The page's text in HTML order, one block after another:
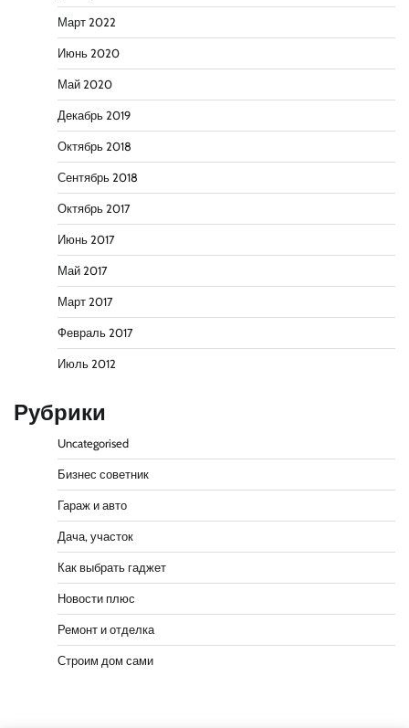
Март 2022
Июнь 2020
Май 2020
Декабрь 2019
Октябрь 2018
Сентябрь 2018
Октябрь 2017
Июнь 2017
Май 2017
Март 2017
Февраль 2017
Июль 2012
Рубрики
Uncategorised
Бизнес советник
Гараж и авто
Дача, участок
Как выбрать гаджет
Новости плюс
Ремонт и отделка
Строим дом сами